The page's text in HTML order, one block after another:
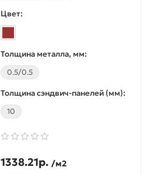
перфорированный К237
оцинкованный
Цвет:
Толщина металла, мм:
0.5/0.5
Толщина сэндвич-панелей (мм):
10
1338.21р. /м2